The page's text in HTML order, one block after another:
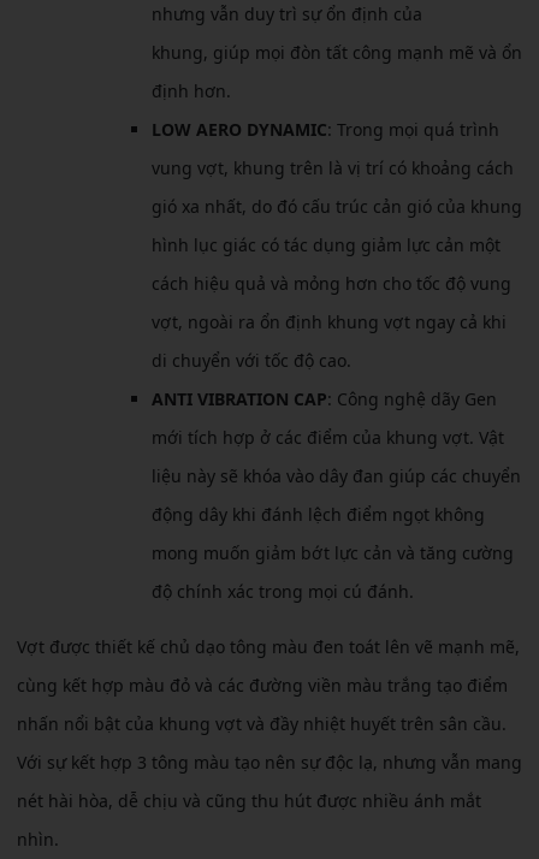
nhưng vẫn duy trì sự ổn định của
khung, giúp mọi đòn tất công mạnh mẽ và ổn
định hơn.
LOW AERO DYNAMIC: Trong mọi quá trình
vung vợt, khung trên là vị trí có khoảng cách
gió xa nhất, do đó cấu trúc cản gió của khung
hình lục giác có tác dụng giảm lực cản một
cách hiệu quả và mỏng hơn cho tốc độ vung
vợt, ngoài ra ổn định khung vợt ngay cả khi
di chuyển với tốc độ cao.
ANTI VIBRATION CAP: Công nghệ dãy Gen
mới tích hợp ở các điểm của khung vợt. Vật
liệu này sẽ khóa vào dây đan giúp các chuyển
động dây khi đánh lệch điểm ngọt không
mong muốn giảm bớt lực cản và tăng cường
độ chính xác trong mọi cú đánh.
Vợt được thiết kế chủ dạo tông màu đen toát lên vẽ mạnh mẽ,
cùng kết hợp màu đỏ và các đường viền màu trắng tạo điểm
nhấn nổi bật của khung vợt và đầy nhiệt huyết trên sân cầu.
Với sự kết hợp 3 tông màu tạo nên sự độc lạ, nhưng vẫn mang
nét hài hòa, dễ chịu và cũng thu hút được nhiều ánh mắt
nhìn.